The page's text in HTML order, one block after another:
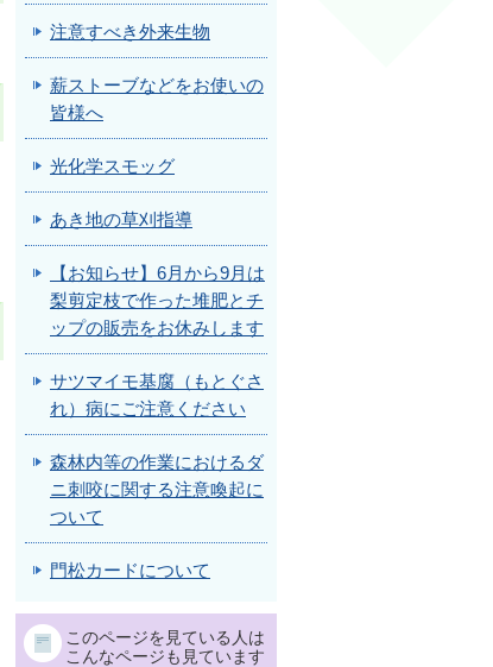
注意すべき外来生物
薪ストーブなどをお使いの
皆様へ
光化学スモッグ
あき地の草刈指導
【お知らせ】6月から9月は
梨剪定枝で作った堆肥とチ
ップの販売をお休みします
サツマイモ基腐（もとぐさ
れ）病にご注意ください
森林内等の作業におけるダ
ニ刺咬に関する注意喚起に
ついて
門松カードについて
このページを見ている人は
こんなページも見ています